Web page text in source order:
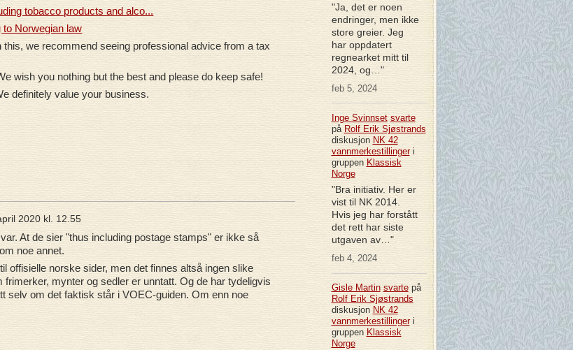
tobacco products and alco...
Norwegian law
we recommend seeing professional advice from a tax
wish you nothing but the best and please do keep safe!
definitely value your business.
2020 kl. 12.55
At de sier "thus including postage stamps" er ikke så
noe annet.
offisielle norske sider, men det finnes altså ingen slike
mynter og sedler er unntatt. Og de har tydeligvis
selv om det faktisk står i VOEC-guiden. Om enn noe
"Ja, det er noen
endringer, men ikke
store greier. Jeg
har oppdatert
regnearket mitt til
2024, og…"
feb 5, 2024
Inge Svinnset svarte
på Rolf Erik Sjøstrands
diskusjon NK 42
vannmerkestillingeri
gruppen Klassisk
Norge
"Bra initiativ. Her er
vist til NK 2014.
Hvis jeg har forstått
det rett har siste
utgaven av…"
feb 4, 2024
Gisle Martin svartepå
Rolf Erik Sjøstrands
diskusjon NK 42
vannmerkestillingeri
gruppen Klassisk
Norge